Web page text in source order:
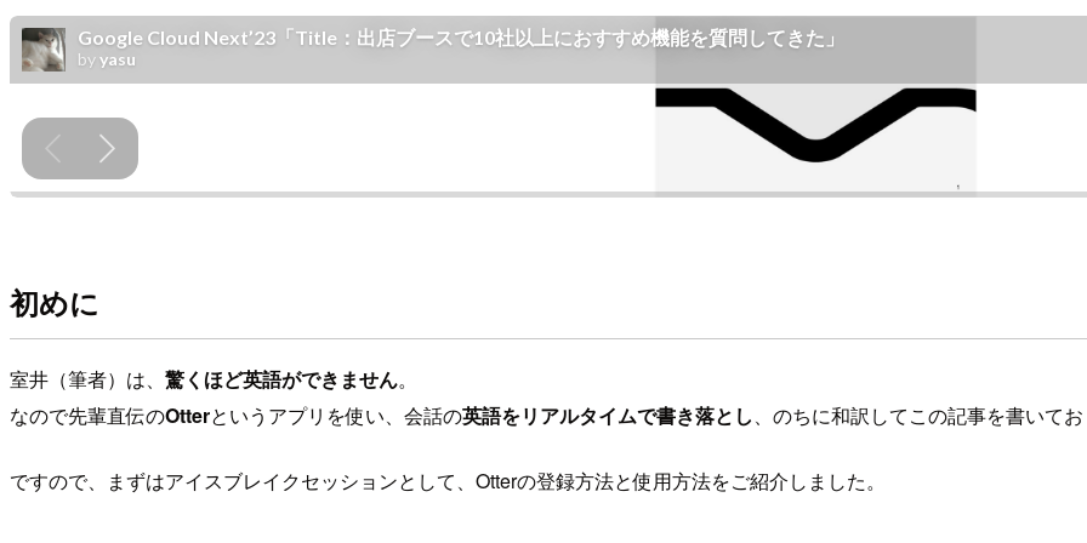
初めに
室井（筆者）は、 驚くほど英語ができません。
なので先輩直伝のOtterというアプリを使い、会話の英語をリアルタイムで書き落とし、のちに和訳してこの記事を書いて
ですので、まずはアイスブレイクセッションとして、Otterの登録方法と使用方法をご紹介しました。